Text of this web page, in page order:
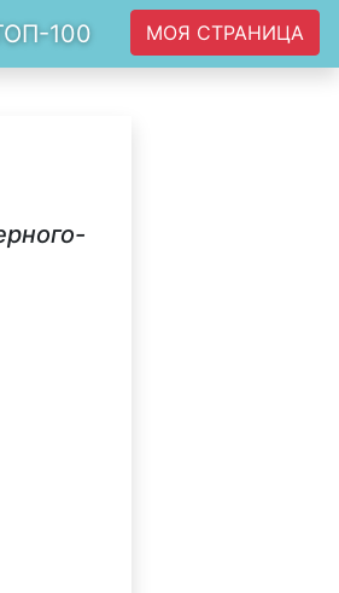
100 МОЯ СТРАНИЦА